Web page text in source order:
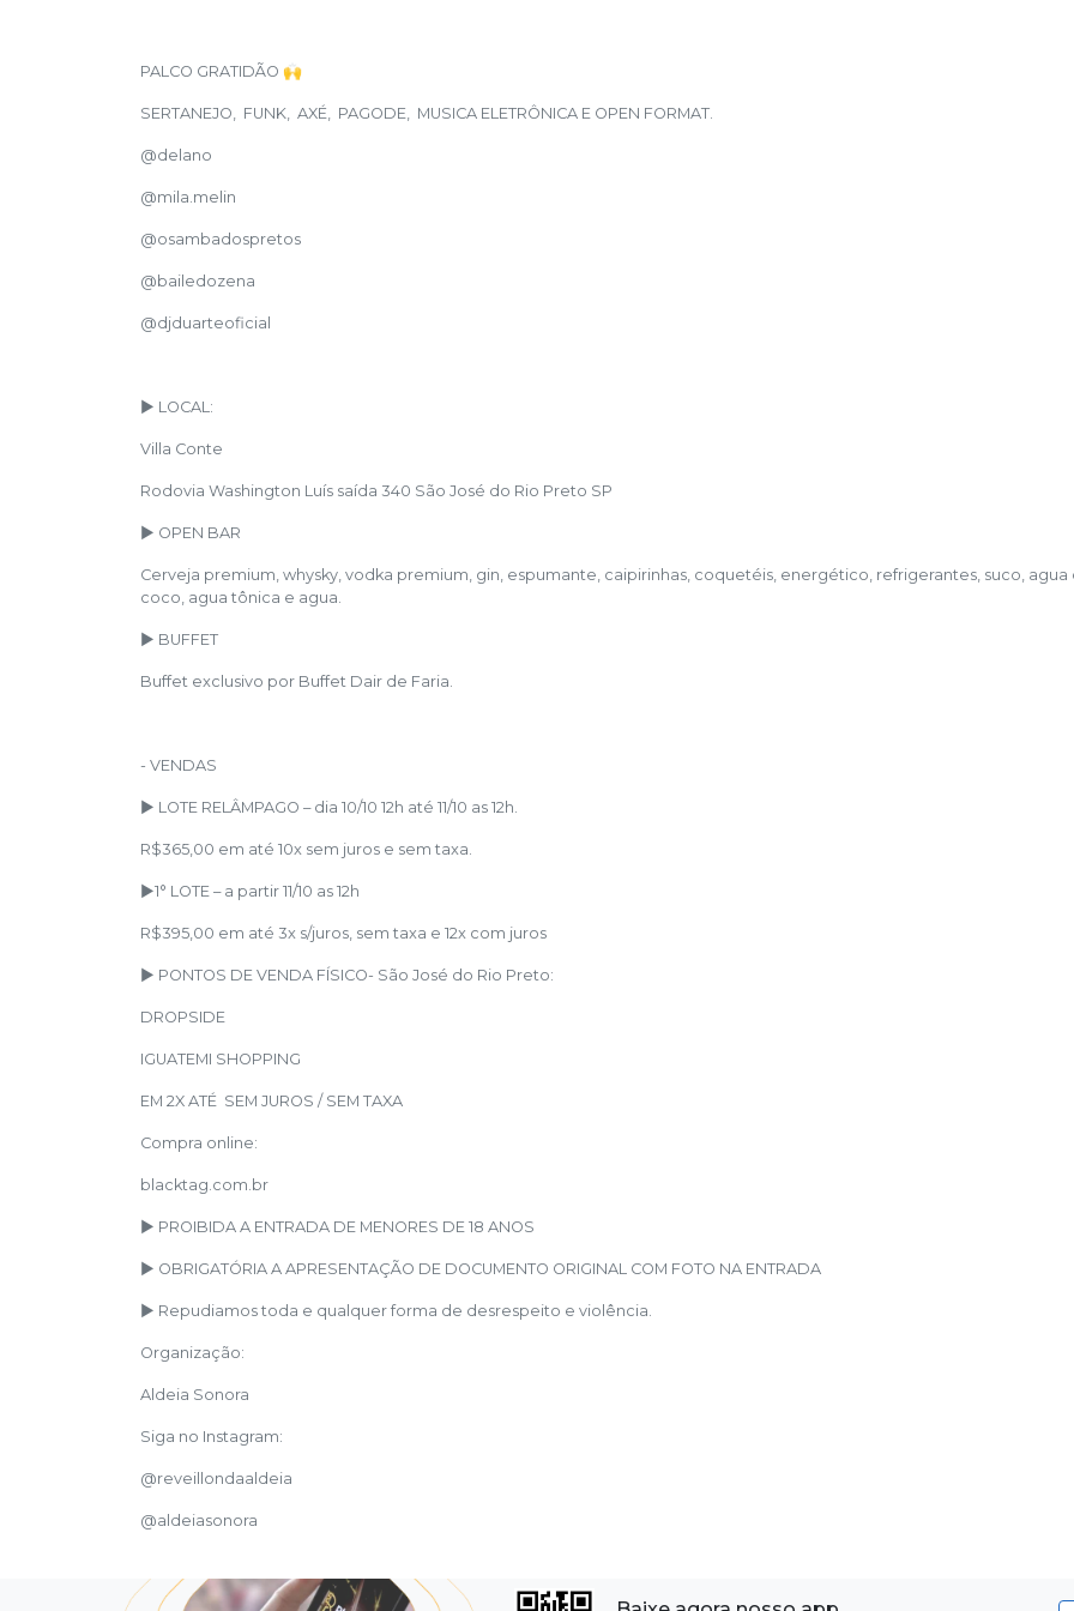
PALCO GRATIDÃO 🙌
SERTANEJO, FUNK, AXÉ, PAGODE, MUSICA ELETRÔNICA E OPEN FORMAT.
@delano
@mila.melin
@osambadospretos
@bailedozena
@djduarteoficial
► LOCAL:
Villa Conte
Rodovia Washington Luís saída 340 São José do Rio Preto SP
► OPEN BAR
Cerveja premium, whysky, vodka premium, gin, espumante, caipirinhas, coquetéis, energético, refrigerantes, suco, agua
coco, agua tônica e agua.
► BUFFET
Buffet exclusivo por Buffet Dair de Faria.
- VENDAS
► LOTE RELÂMPAGO – dia 10/10 12h até 11/10 as 12h.
R$365,00 em até 10x sem juros e sem taxa.
►1° LOTE – a partir 11/10 as 12h
R$395,00 em até 3x s/juros, sem taxa e 12x com juros
► PONTOS DE VENDA FÍSICO- São José do Rio Preto:
DROPSIDE
IGUATEMI SHOPPING
EM 2X ATÉ SEM JUROS / SEM TAXA
Compra online:
blacktag.com.br
► PROIBIDA A ENTRADA DE MENORES DE 18 ANOS
► OBRIGATÓRIA A APRESENTAÇÃO DE DOCUMENTO ORIGINAL COM FOTO NA ENTRADA
► Repudiamos toda e qualquer forma de desrespeito e violência.
Organização:
Aldeia Sonora
Siga no Instagram:
@reveillondaaldeia
@aldeiasonora